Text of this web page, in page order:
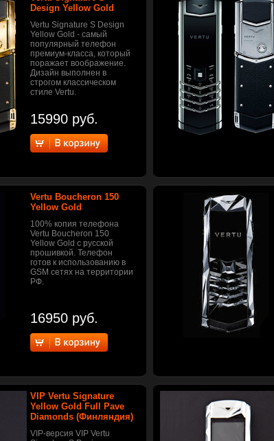
Design Yellow Gold
Vertu Signature S Design
Yellow Gold - самый
популярный телефон
премиум-класса, который
поражает воображение.
Дизайн выполнен в
строгом классическом
стиле Vertu.
15990 руб.
Vertu Boucheron 150
Yellow Gold
100% копия телефона
Vertu Boucheron 150
Yellow Gold с русской
прошивкой. Телефон
готов к использованию в
GSM сетях на территории
РФ.
16950 руб.
VIP Vertu Signature
Yellow Gold Full Pave
Diamonds (Финляндия)
VIP-версия VIP Vertu